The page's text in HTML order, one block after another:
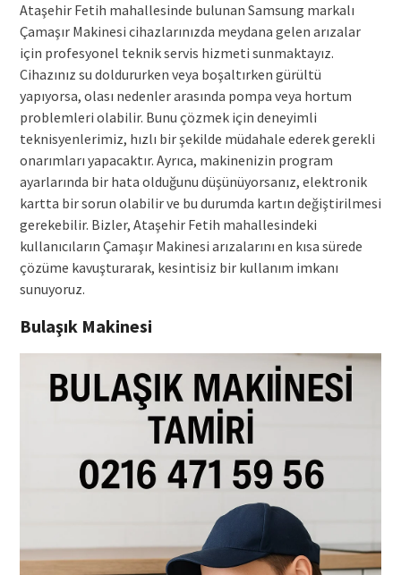
Ataşehir Fetih mahallesinde bulunan Samsung markalı
Çamaşır Makinesi cihazlarınızda meydana gelen arızalar
için profesyonel teknik servis hizmeti sunmaktayız.
Cihazınız su doldururken veya boşaltırken gürültü
yapıyorsa, olası nedenler arasında pompa veya hortum
problemleri olabilir. Bunu çözmek için deneyimli
teknisyenlerimiz, hızlı bir şekilde müdahale ederek gerekli
onarımları yapacaktır. Ayrıca, makinenizin program
ayarlarında bir hata olduğunu düşünüyorsanız, elektronik
kartta bir sorun olabilir ve bu durumda kartın değiştirilmesi
gerekebilir. Bizler, Ataşehir Fetih mahallesindeki
kullanıcıların Çamaşır Makinesi arızalarını en kısa sürede
çözüme kavuşturarak, kesintisiz bir kullanım imkanı
sunuyoruz.
Bulaşık Makinesi